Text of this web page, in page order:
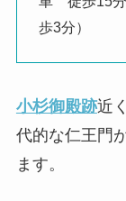
歩3分）
小杉御殿跡近
代的な仁王門
ます。